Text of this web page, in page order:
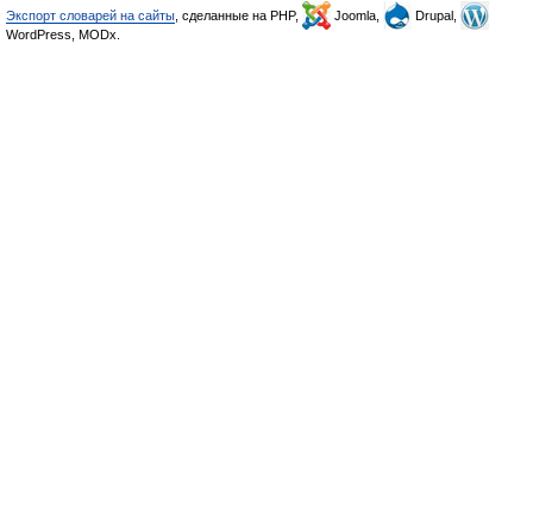
Экспорт словарей на сайты , сделанные на PHP, Joomla,
Drupal,
WordPress, MODx.